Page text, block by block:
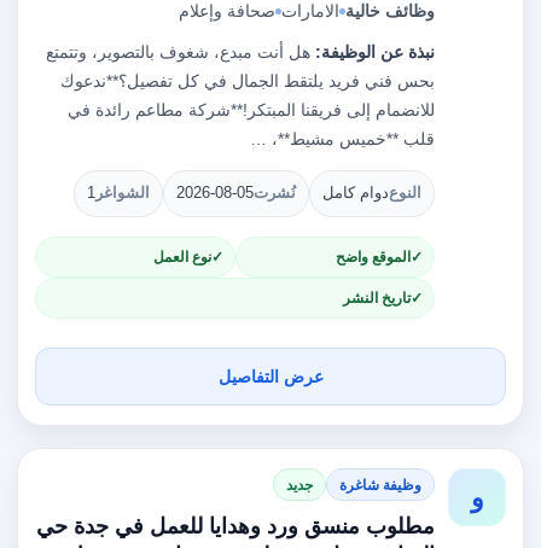
وظائف خالية الامارات صحافة وإعلام
نبذة عن الوظيفة: هل أنت مبدع، شغوف بالتصوير، وتتمتع
بحس فني فريد يلتقط الجمال في كل تفصيل؟**ندعوك
للانضمام إلى فريقنا المبتكر!**شركة مطاعم رائدة في
قلب **خميس مشيط**، …
النوعدوام كامل نُشرت2026-08-05 الشواغر 1
الموقع واضح نوع العمل
تاريخ النشر
عرض التفاصيل
و وظيفة شاغرة جديد
مطلوب منسق ورد وهدايا للعمل في جدة حي